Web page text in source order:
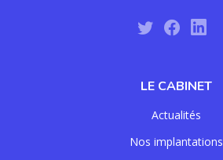
LE CABINET
Actualités
Nos implantations